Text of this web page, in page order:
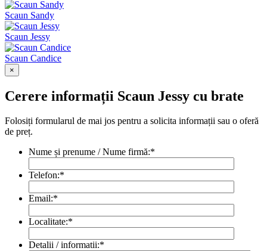
Scaun Sandy
Scaun Jessy
Scaun Candice
×
Cerere informații Scaun Jessy cu brate
Folosiți formularul de mai jos pentru a solicita informații sau o oferă
de preț.
Nume și prenume / Nume firmă:*
Telefon:*
Email:*
Localitate:*
Detalii / informatii:*